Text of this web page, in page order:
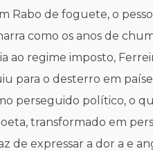
Rabo de foguete, o
como os anos de
ao regime imposto,
para o desterro em
perseguido político, o
transformado em
de expressar a dor a e